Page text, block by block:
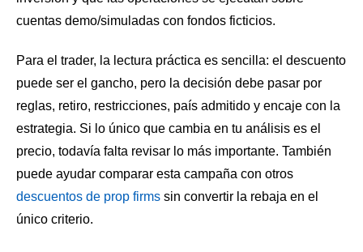
cuentas demo/simuladas con fondos ficticios.
Para el trader, la lectura práctica es sencilla: el descuento
puede ser el gancho, pero la decisión debe pasar por
reglas, retiro, restricciones, país admitido y encaje con la
estrategia. Si lo único que cambia en tu análisis es el
precio, todavía falta revisar lo más importante. También
puede ayudar comparar esta campaña con otros
descuentos de prop firms sin convertir la rebaja en el
único criterio.